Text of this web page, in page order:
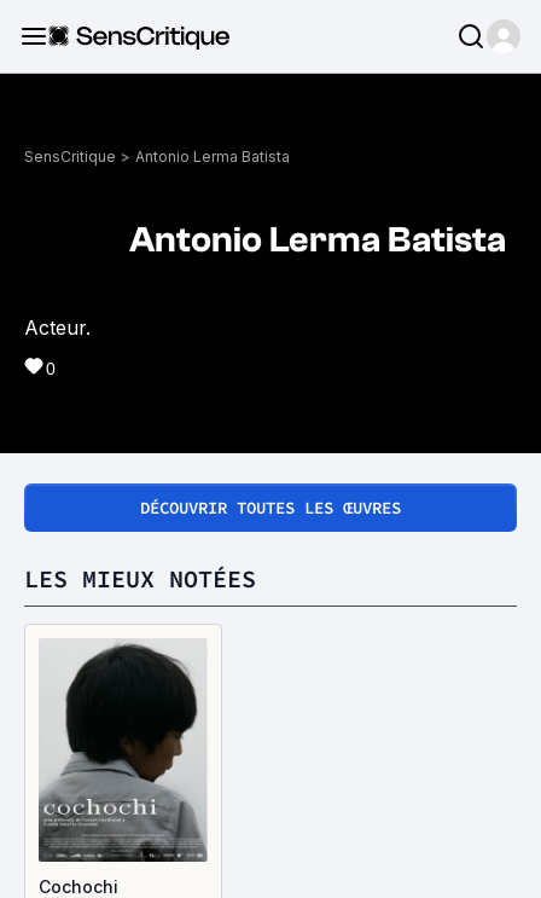
SensCritique > Antonio Lerma Batista
Antonio Lerma Batista
Acteur.
0
DÉCOUVRIR TOUTES LES ŒUVRES
LES MIEUX NOTÉES
Cochochi